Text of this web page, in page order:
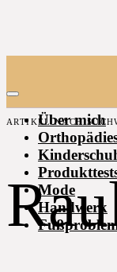
Über mich
Mode
Handwerk
ARTIKEL NACH